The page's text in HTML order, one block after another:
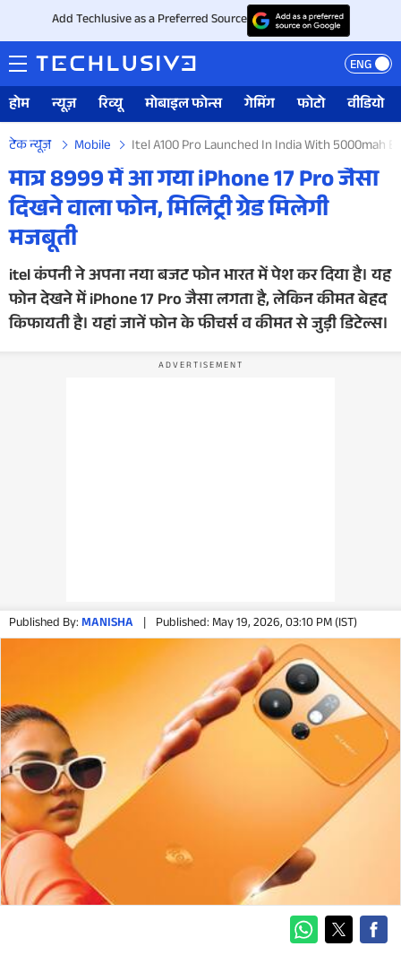
Add Techlusive as a Preferred Source
ENG
होम न्यूज़ रिव्यू मोबाइल फोन्स गेमिंग फोटो वीडियो
टेक न्यूज़ Mobile Itel A100 Pro Launched In India With 5000mah
मात्र 8999 में आ गया iPhone 17 Pro जैसा
दिखने वाला फोन, मिलिट्री ग्रेड मिलेगी
मजबूती
itel कंपनी ने अपना नया बजट फोन भारत में पेश कर दिया है। यह
फोन देखने में iPhone 17 Pro जैसा लगता है, लेकिन कीमत बेहद
किफायती है। यहां जानें फोन के फीचर्स व कीमत से जुड़ी डिटेल्स।
Published By:MANISHA | Published: May 19, 2026, 03:10 PM (IST)